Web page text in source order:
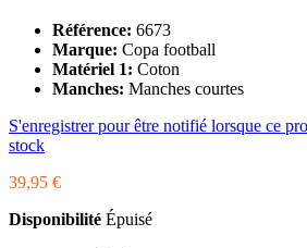
Référence: 6673
Marque: Copa football
Matériel 1: Coton
Manches: Manches courtes
S'enregistrer pour être notifié lorsque ce
stock
39,95 €
Disponibilité Épuisé